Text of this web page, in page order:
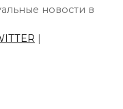
новости в
|